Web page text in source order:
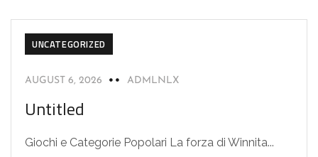
UNCATEGORIZED
AUGUST 6, 2026 ADMLNLX
Untitled
Giochi e Categorie Popolari La forza di Winnita...